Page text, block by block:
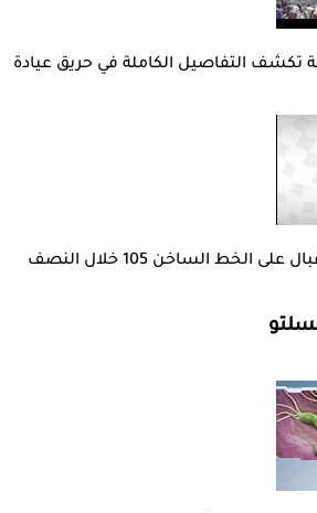
تكشف التفاصيل الكاملة في حريق عيادة
الصحة: ارتفاع الإقبال على الخط الساخن 105 خلال النصف